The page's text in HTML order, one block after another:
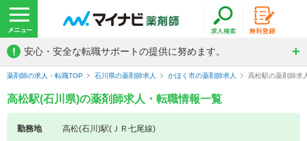
! 安心・安全な転職サポートの提供に努めます。
薬剤師の求人・転職TOP 石川県の薬剤師求人 かほく市の薬剤師求人 高松駅の薬剤師求
高松駅(石川県)の薬剤師求人・転職情報一覧
勤務地
高松(石川)駅(ＪＲ七尾線)